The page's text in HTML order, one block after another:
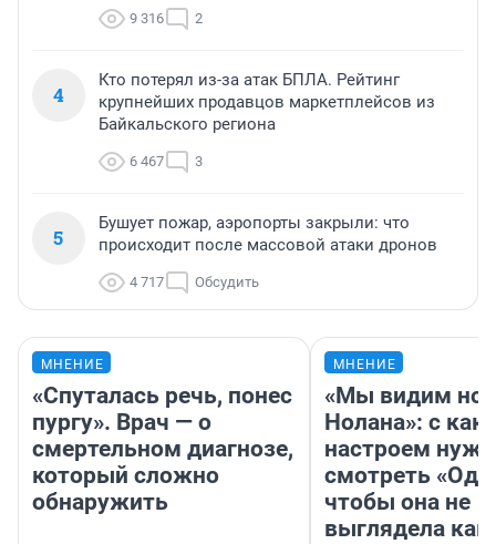
9 316 2
4
Кто потерял из-за атак БПЛА. Рейтинг
крупнейших продавцов маркетплейсов из
Байкальского региона
6 467 3
5
Бушует пожар, аэропорты закрыли: что
происходит после массовой атаки дронов
4 717 Обсудить
МНЕНИЕ
«Спуталась речь, понес
пургу». Врач — о
смертельном диагнозе,
который сложно
обнаружить
МНЕНИЕ
«Мы видим
Нолана»: с
настроем
смотреть
чтобы она не
выглядела как